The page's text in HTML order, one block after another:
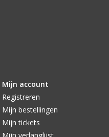
Mijn account
Registreren
Mijn bestellingen
Mijn tickets